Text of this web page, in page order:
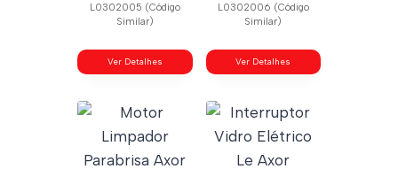
L0302005 (Código
Similar)
Ver Detalhes
L0302006 (Código
Similar)
Ver Detalhes